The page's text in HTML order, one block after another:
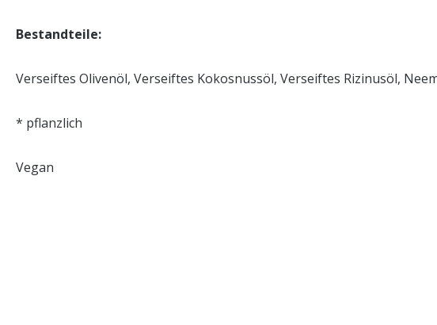
Bestandteile:
Verseiftes Olivenöl, Verseiftes Kokosnussöl, Verseiftes Rizinusöl,
* pflanzlich
Vegan